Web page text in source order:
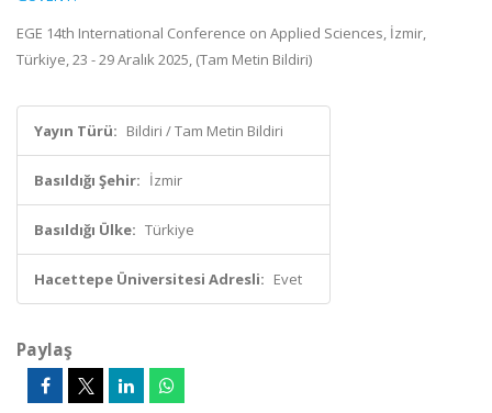
EGE 14th International Conference on Applied Sciences, İzmir,
Türkiye, 23 - 29 Aralık 2025, (Tam Metin Bildiri)
Yayın Türü: Bildiri / Tam Metin Bildiri
Basıldığı Şehir: İzmir
Basıldığı Ülke: Türkiye
Hacettepe Üniversitesi Adresli: Evet
Paylaş